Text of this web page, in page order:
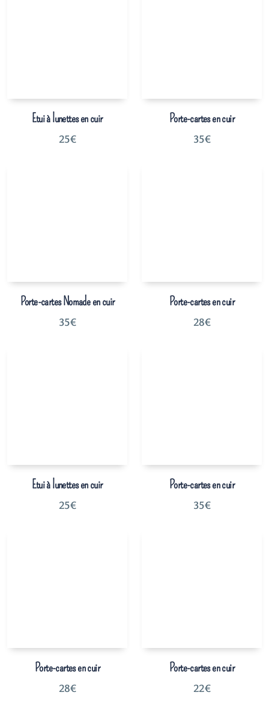
Etui à lunettes en cuir
25€
Porte-cartes en cuir
35€
Porte-cartes Nomade en cuir
35€
Porte-cartes en cuir
28€
Etui à lunettes en cuir
25€
Porte-cartes en cuir
35€
Porte-cartes en cuir
28€
Porte-cartes en cuir
22€